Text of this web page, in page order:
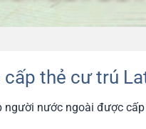
thẻ cư trú
người nước ngoài được